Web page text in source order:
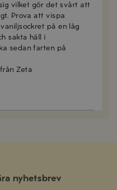
vilket gör det svårt att
Prova att vispa
på en låg
sakta häll i
sedan farten på
Zeta
nyhetsbrev